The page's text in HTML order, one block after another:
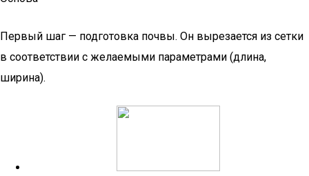
Первый шаг — подготовка почвы. Он вырезается из сетки
в соответствии с желаемыми параметрами (длина,
ширина).